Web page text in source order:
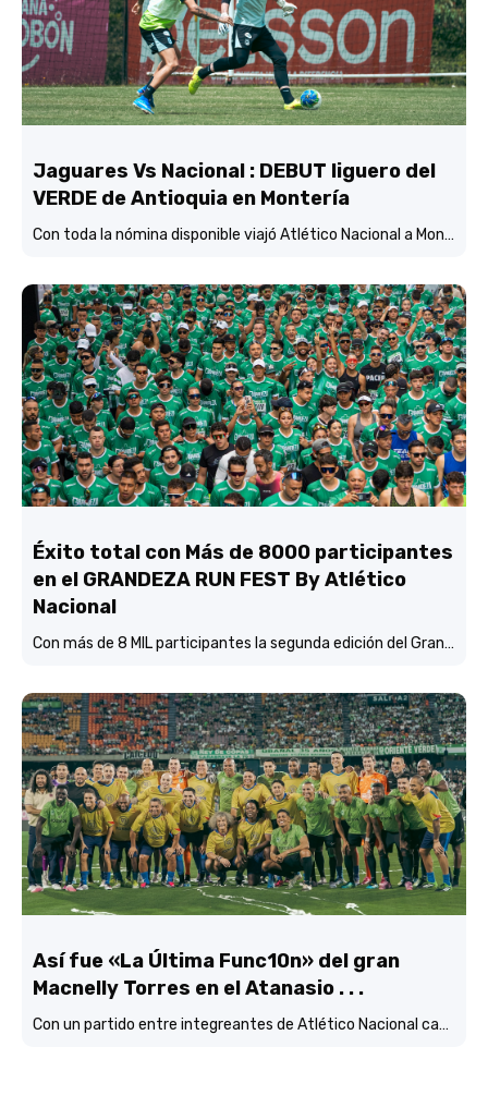
Jaguares Vs Nacional : DEBUT liguero del
VERDE de Antioquia en Montería
Con toda la nómina disponible viajó Atlético Nacional a Montería y está concentrado y listo para enfrentar mañana (3:45 p.m.) a Jaguares de Córdoba en el estadio Jaraguay.
Éxito total con Más de 8000 participantes
en el GRANDEZA RUN FEST By Atlético
Nacional
Con más de 8 MIL participantes la segunda edición del Grandeza Run Fest fue más que un éxito total.
Así fue «La Última Func10n» del gran
Macnelly Torres en el Atanasio . . .
Con un partido entre integreantes de Atlético Nacional campéon continental